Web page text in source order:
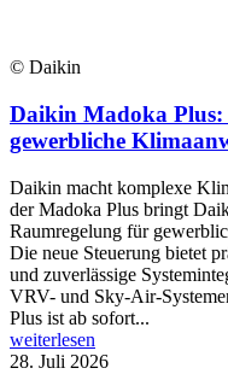
© Daikin
Daikin Madoka
gewerbliche
Daikin macht komplexe
der Madoka Plus bringt
Raumregelung für
Die neue Steuerung bietet
und zuverlässige
VRV- und Sky-Air-
Plus ist ab sofort...
weiterlesen
28. Juli 2026